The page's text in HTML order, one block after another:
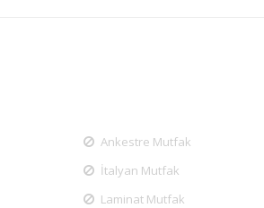
Ankestre Mutfak
İtalyan Mutfak
Laminat Mutfak